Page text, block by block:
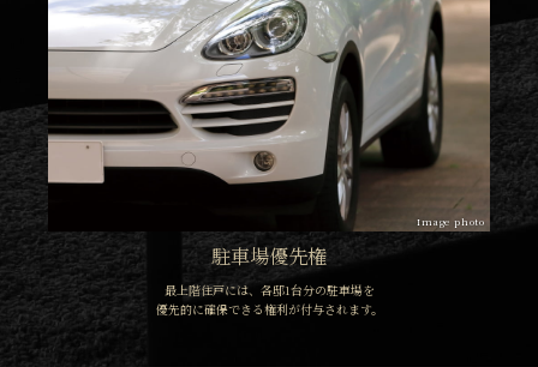
Image photo
駐車場優先権
最上階住戸には、各邸1台分の駐車場を
優先的に確保できる権利が付与されます。